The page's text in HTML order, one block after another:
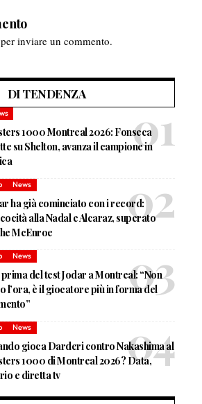
per inviare un commento.
DI TENDENZA
1000 Montreal 2026: Fonseca
su Shelton, avanza il campione in
News
ha già cominciato con i record:
alla Nadal e Alcaraz, superato
McEnroe
News
del test Jodar a Montreal: “Non
l’ora, è il giocatore più in forma del
News
gioca Darderi contro Nakashima al
1000 di Montreal 2026? Data,
e diretta tv